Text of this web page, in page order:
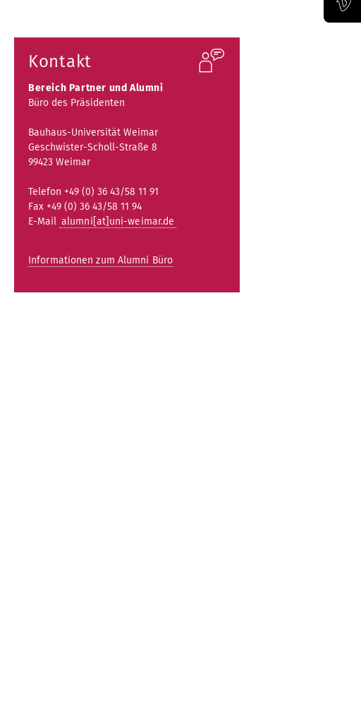
Kontakt
Bereich Partner und Alumni
Büro des Präsidenten
Bauhaus-Universität Weimar
Geschwister-Scholl-Straße 8
99423 Weimar
Telefon +49 (0) 36 43/58 11 91
Fax +49 (0) 36 43/58 11 94
E-Mail alumni[at]uni-weimar.de
Informationen zum Alumni Büro